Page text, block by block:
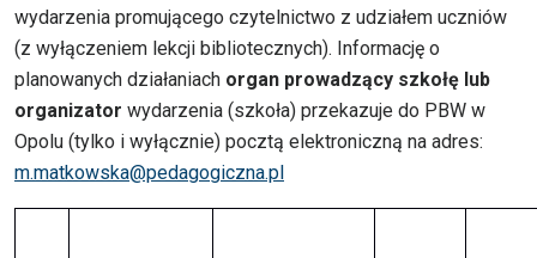
wydarzenia promującego czytelnictwo z udziałem uczniów
(z wyłączeniem lekcji bibliotecznych). Informację o
planowanych działaniach organ prowadzący szkołę lub
organizator wydarzenia (szkoła) przekazuje do PBW w
Opolu (tylko i wyłącznie) pocztą elektroniczną na adres:
m.matkowska@pedagogiczna.pl